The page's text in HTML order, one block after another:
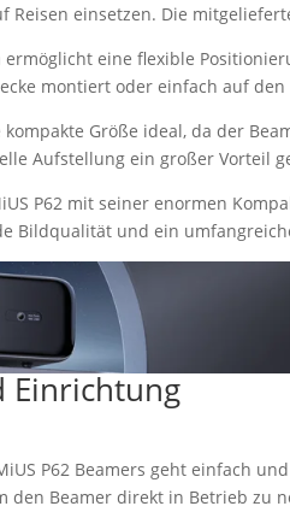
Reisen einsetzen. Die
eine flexible
montiert oder einfach auf
kompakte Größe ideal, da der
Aufstellung ein großer Vorteil
P62 mit seiner enormen
Bildqualität und ein
Einrichtung
P62 Beamers geht einfach
den Beamer direkt in Betrieb zu